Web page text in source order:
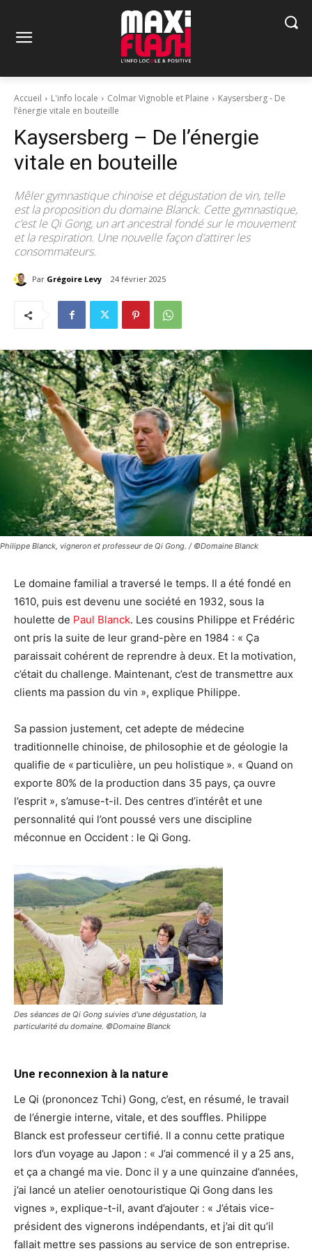
Accueil L'info locale Colmar Vignoble et Plaine
Kaysersberg - De
l’énergie vitale en bouteille
Kaysersberg – De l’énergie
vitale en bouteille
Mêler gymnastique chinoise et dégustation de vin, telle
est la proposition du domaine Blanck. Cette gymnastique,
c’est le Qi Gong, un art ancestral fondé sur le mouvement
et la respiration. Une nouvelle façon d’attirer les
consommateurs.
Par Grégoire Levy 24 février 2025
Philippe Blanck, vigneron et professeur de Qi Gong. / ©Domaine Blanck
Le domaine familial a traversé le temps. Il a été fondé en
1610, puis est devenu une société en 1932, sous la
houlette de Paul Blanck. Les cousins Philippe et Frédéric
ont pris la suite de leur grand-père en 1984 : « Ça
paraissait cohérent de reprendre à deux. Et la motivation,
c’était du challenge. Maintenant, c’est de transmettre aux
clients ma passion du vin », explique Philippe.
Sa passion justement, cet adepte de médecine
traditionnelle chinoise, de philosophie et de géologie la
qualifie de « particulière, un peu holistique ». « Quand on
exporte 80% de la production dans 35 pays, ça ouvre
l’esprit », s’amuse-t-il. Des centres d’intérêt et une
personnalité qui l’ont poussé vers une discipline
méconnue en Occident : le Qi Gong.
Des séances de Qi Gong suivies d’une dégustation, la
particularité du domaine. ©Domaine Blanck
Une reconnexion à la nature
Le Qi (prononcez Tchi) Gong, c’est, en résumé, le travail
de l’énergie interne, vitale, et des souffles. Philippe
Blanck est professeur certifié. Il a connu cette pratique
lors d’un voyage au Japon : « J’ai commencé il y a 25 ans,
et ça a changé ma vie. Donc il y a une quinzaine d’années,
j’ai lancé un atelier oenotouristique Qi Gong dans les
vignes », explique-t-il, avant d’ajouter : « J’étais vice-
président des vignerons indépendants, et j’ai dit qu’il
fallait mettre ses passions au service de son entreprise.